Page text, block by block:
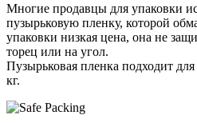
Многие продавцы для упаковки
пузырьковую пленку, которой
упаковки низкая цена, она не
торец или на угол.
Пузырьковая пленка подходит
кг.